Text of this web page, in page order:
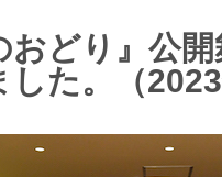
おどり』公
た。（